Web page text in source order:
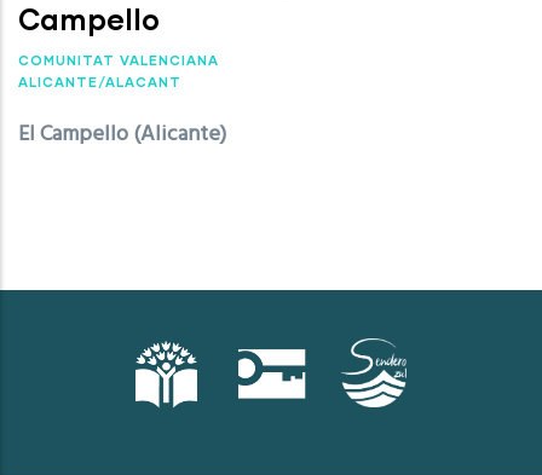
Campello
COMUNITAT VALENCIANA
ALICANTE/ALACANT
El Campello (Alicante)